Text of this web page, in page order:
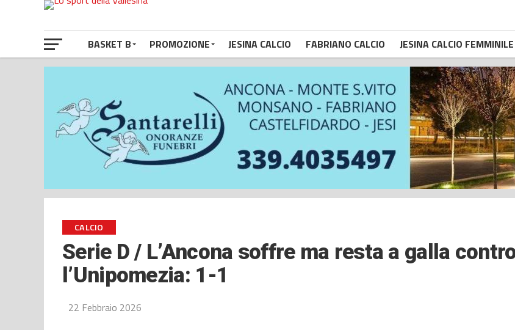
BASKET B PROMOZIONE JESINA CALCIO FABRIANO CALCIO JESINA CALCIO FEMMINILE
CALCIO
Serie D / L’Ancona soffre ma resta a galla
l’Unipomezia: 1-1
22 Febbraio 2026